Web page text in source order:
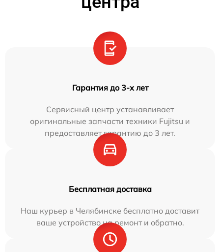
Гарантия до 3-х лет
Сервисный центр устанавливает
оригинальные запчасти техники Fujitsu и
предоставляет гарантию до 3 лет.
Бесплатная доставка
Наш курьер в Челябинске бесплатно доставит
ваше устройство на ремонт и обратно.